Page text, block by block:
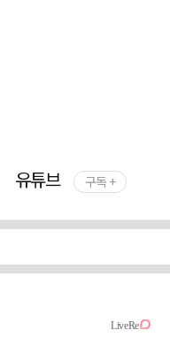
유튜브 구독 +